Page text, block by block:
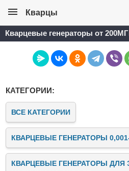
Кварцы
Кварцевые генераторы от
КАТЕГОРИИ:
ВСЕ КАТЕГОРИИ
КВАРЦЕВЫЕ ГЕНЕРАТОРЫ
КВАРЦЕВЫЕ ГЕНЕРАТОРЫ ДЛЯ